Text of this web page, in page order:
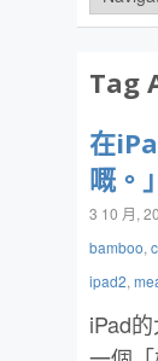
Tag
在
嘅。」
3 10 月,
bamboo,
ipad2,
iPad